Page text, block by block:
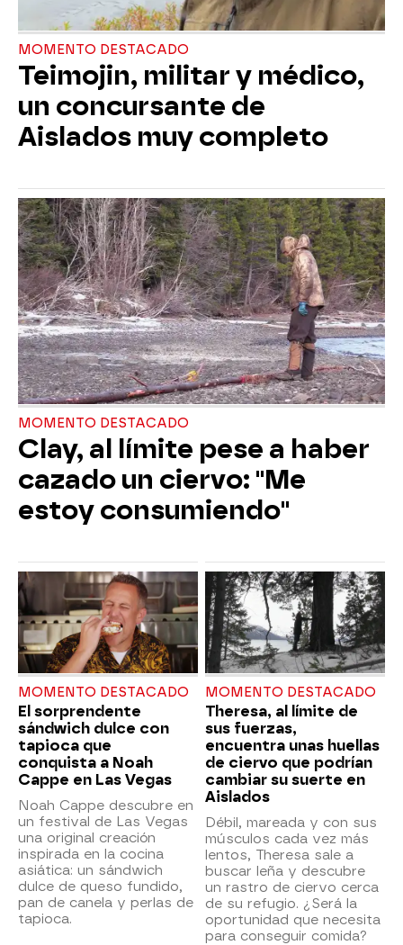
MOMENTO DESTACADO
Teimojin, militar y médico,
un concursante de
Aislados muy completo
MOMENTO DESTACADO
Clay, al límite pese a haber
cazado un ciervo: "Me
estoy consumiendo"
MOMENTO DESTACADO
El sorprendente
sándwich dulce con
tapioca que
conquista a Noah
Cappe en Las Vegas
Noah Cappe descubre en
un festival de Las Vegas
una original creación
inspirada en la cocina
asiática: un sándwich
dulce de queso fundido,
pan de canela y perlas de
tapioca.
MOMENTO DESTACADO
Theresa, al límite de
sus fuerzas,
encuentra unas huellas
de ciervo que podrían
cambiar su suerte en
Aislados
Débil, mareada y con sus
músculos cada vez más
lentos, Theresa sale a
buscar leña y descubre
un rastro de ciervo cerca
de su refugio. ¿Será la
oportunidad que necesita
para conseguir comida?